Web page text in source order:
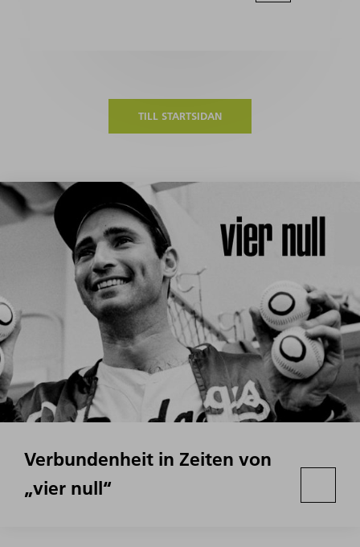
TILL STARTSIDAN
Verbundenheit in Zeiten von
„vier null“